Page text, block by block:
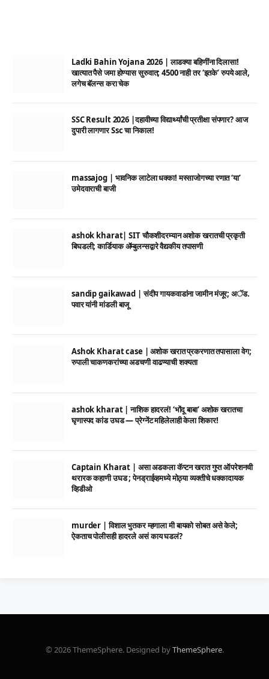
Ladki Bahin Yojana 2026 | लाडक्या बहिणींना दिलासा!
खात्यात पैसे जमा होण्यास सुरुवात; 4500 नाही तर ‘इतके’ रुपये आले,
लगेच बॅलन्स करा चेक
SSC Result 2026 |दहावीच्या विद्यार्थ्यांची प्रतीक्षा संपणार? आज
दुपारी लागणार Ssc चा निकाल!
massajog | भावनिक लाटेला धक्का! मस्साजोगच्या रणात ‘या’
उमेदवाराची बाजी
ashok kharat| SIT चौकशीदरम्यान अशोक खरातची प्रकृती
बिघडली; कार्डियाक ॲम्बुलन्सद्वारे वैद्यकीय तपासणी
sandip gaikawad | संदीप गायकवाडांना जामीन मंजूर; अॅड.
पवार यांनी मांडली बाजू
Ashok Kharat case | अशोक खरात प्रकरणात तपासाला वेग;
रुपाली चाकणकरांच्या अडचणी वाढण्याची शक्यता
ashok kharat | नाशिक हादरलं! ‘भोंदू बाबा’ अशोक खरातचा
घृणास्पद कांड उघड — प्रेग्नेंट महिलेलाही केला शिकार!
Captain Kharat | असा अडकला कॅप्टन खरात गुप्त ऑपरेशनची
थरारक कहाणी उघड ; पेनड्राईव्हमध्ये मोठ्या व्यक्तीचे धक्कादायक
व्हिडीओ
murder | विशाल भुतकर म्हणाला मी बायको सोबत असे केले;
ऐकताच पोलीसही हादरले असं काय घडलं?
© 2026 ThemeSphere. Designed byThemeSphere.